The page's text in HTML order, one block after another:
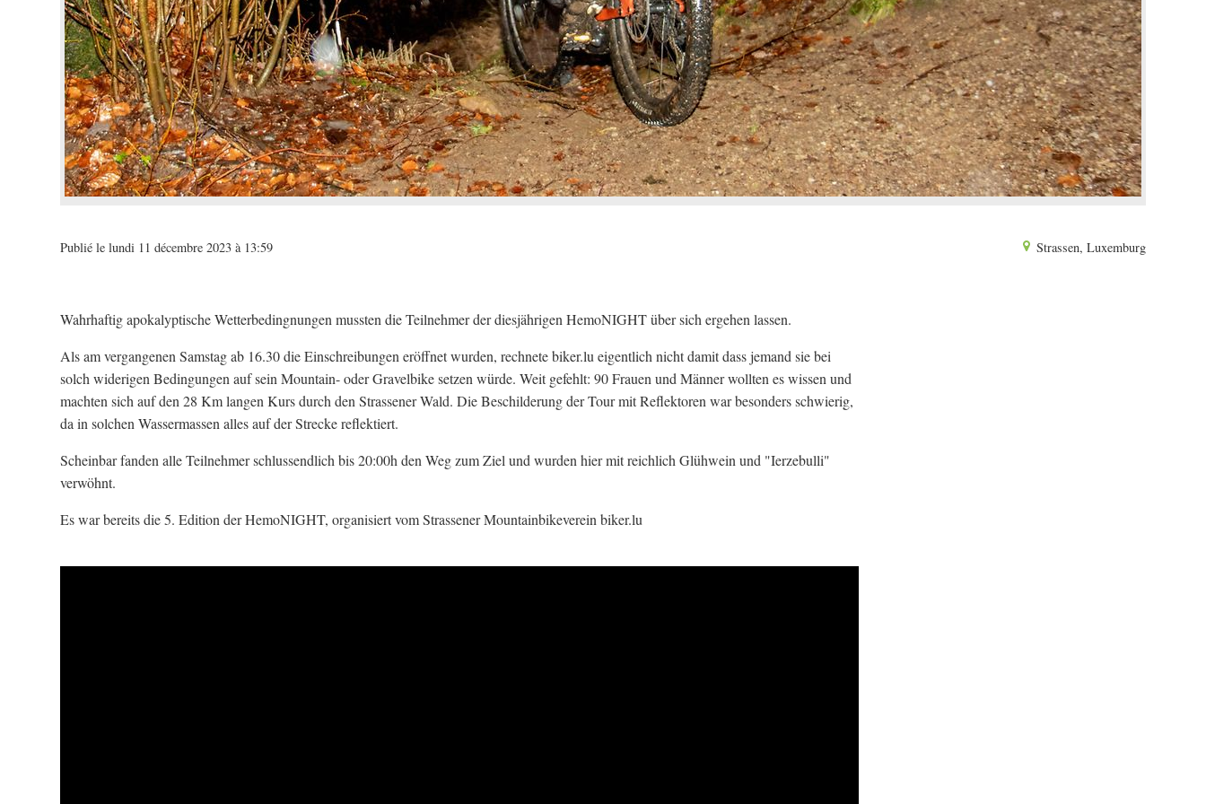
Publié le lundi 11 décembre 2023 à 13:59 Strassen, Luxemburg
Wahrhaftig apokalyptische Wetterbedingnungen mussten die Teilnehmer der diesjährigen HemoNIGHT über sich ergehen lassen.
Als am vergangenen Samstag ab 16.30 die Einschreibungen eröffnet wurden, rechnete biker.lu eigentlich nicht damit dass jemand sie bei
solch widerigen Bedingungen auf sein Mountain- oder Gravelbike setzen würde. Weit gefehlt: 90 Frauen und Männer wollten es wissen und
machten sich auf den 28 Km langen Kurs durch den Strassener Wald. Die Beschilderung der Tour mit Reflektoren war besonders schwierig,
da in solchen Wassermassen alles auf der Strecke reflektiert.
Scheinbar fanden alle Teilnehmer schlussendlich bis 20:00h den Weg zum Ziel und wurden hier mit reichlich Glühwein und "Ierzebulli"
verwöhnt.
Es war bereits die 5. Edition der HemoNIGHT, organisiert vom Strassener Mountainbikeverein biker.lu